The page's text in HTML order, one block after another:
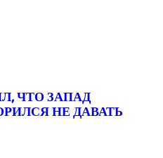
ЧТО ЗАПАД
НЕ ДАВАТЬ